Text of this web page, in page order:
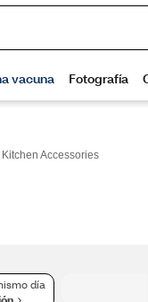
Kitchen Accessories
día